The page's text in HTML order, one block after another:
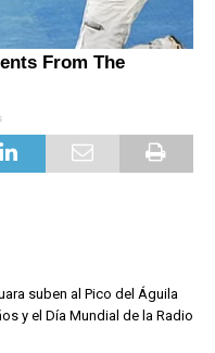
suben al Pico del Águila
y el Día Mundial de la Radio